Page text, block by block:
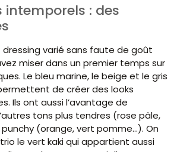
intemporels : des
dressing varié sans faute de goût
miser dans un premier temps sur
Le bleu marine, le beige et le gris
de créer des looks
Ils ont aussi l’avantage de
tons plus tendres (rose pâle,
(orange, vert pomme…). On
le vert kaki qui appartient aussi